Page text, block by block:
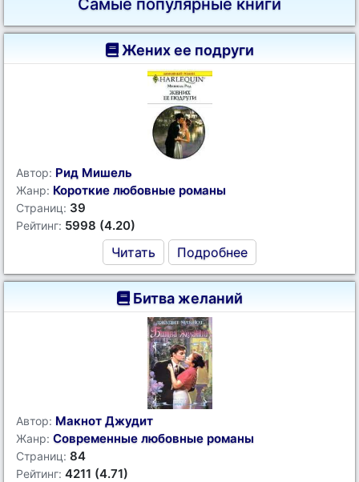
Самые популярные книги
Жених ее подруги
Автор: Рид Мишель
Жанр: Короткие любовные романы
Страниц: 39
Рейтинг: 5998 (4.20)
Читать Подробнее
Битва желаний
Автор: Макнот Джудит
Жанр: Современные любовные романы
Страниц: 84
Рейтинг: 4211 (4.71)